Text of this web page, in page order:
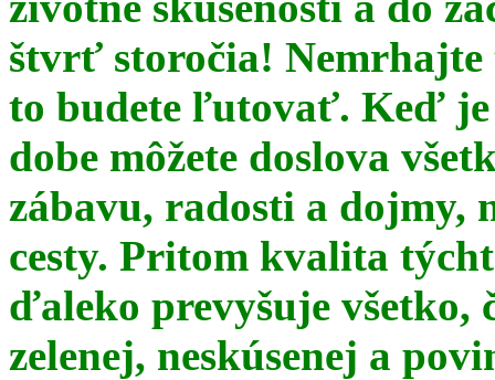
štvrť storočia!
to budete ľutovať. Keď je
dobe môžete doslova
zábavu, radosti a dojmy,
cesty. Pritom kvalita
ďaleko prevyšuje všetko,
zelenej, neskúsenej a